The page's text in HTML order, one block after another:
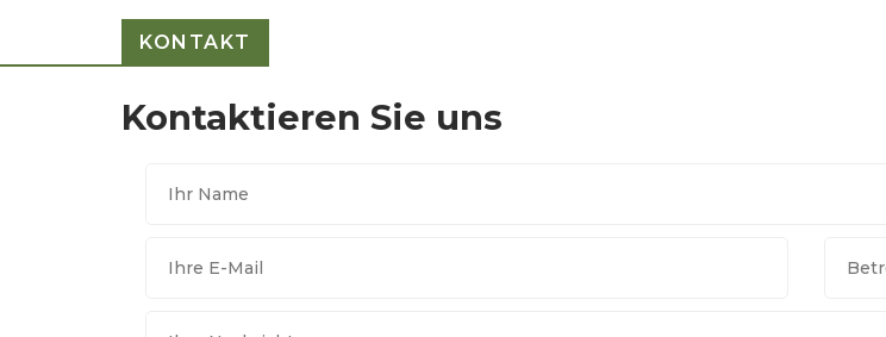
KONTAKT
Kontaktieren Sie uns